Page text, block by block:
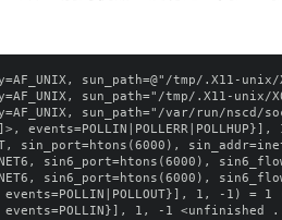
sun_path=@"/tmp/.X11-
sun_path="/tmp/.X11-
sun_path="/var/run/
sin_port=htons(6000),
sin6_port=htons(6000),
sin6_port=htons(6000),
1, -1) = 1
1, -1 <unfinished